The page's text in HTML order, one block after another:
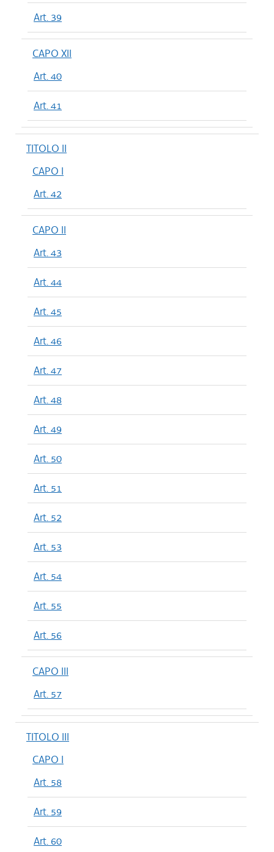
Art. 39
CAPO XII
Art. 40
Art. 41
TITOLO II
CAPO I
Art. 42
CAPO II
Art. 43
Art. 44
Art. 45
Art. 46
Art. 47
Art. 48
Art. 49
Art. 50
Art. 51
Art. 52
Art. 53
Art. 54
Art. 55
Art. 56
CAPO III
Art. 57
TITOLO III
CAPO I
Art. 58
Art. 59
Art. 60